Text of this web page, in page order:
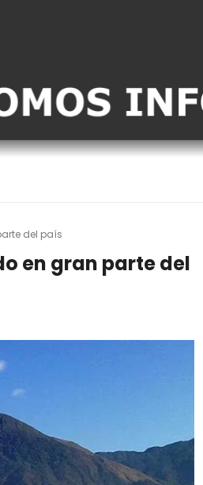
del país
en gran parte del